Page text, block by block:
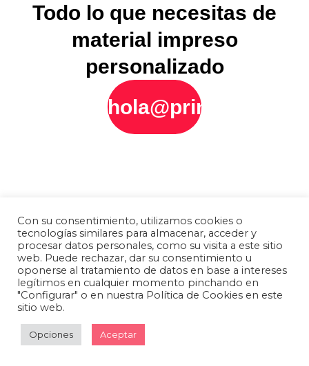
Todo lo que necesitas de
material impreso
personalizado
hola@printly.es
Con su consentimiento, utilizamos cookies o
tecnologías similares para almacenar, acceder y
procesar datos personales, como su visita a este sitio
web. Puede rechazar, dar su consentimiento u
oponerse al tratamiento de datos en base a intereses
legítimos en cualquier momento pinchando en
"Configurar" o en nuestra Política de Cookies en este
sitio web.
Opciones Aceptar